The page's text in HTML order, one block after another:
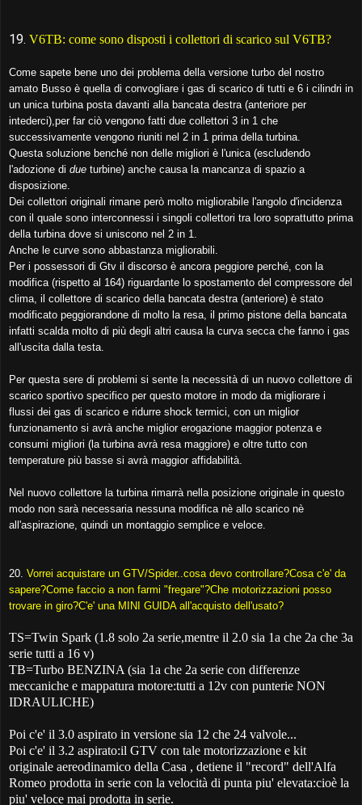
19. V6TB: come sono disposti i collettori di scarico sul V6TB?
Come sapete bene uno dei problema della versione turbo del nostro
amato Busso è quella di convogliare i gas di scarico di tutti e 6 i cilindri in
un unica turbina posta davanti alla bancata destra (anteriore per
intederci),per far ciò vengono fatti due collettori 3 in 1 che
successivamente vengono riuniti nel 2 in 1 prima della turbina.
Questa soluzione benché non delle migliori è l'unica (escludendo
l'adozione di due turbine) anche causa la mancanza di spazio a
disposizione.
Dei collettori originali rimane però molto migliorabile l'angolo d'incidenza
con il quale sono interconnessi i singoli collettori tra loro soprattutto prima
della turbina dove si uniscono nel 2 in 1.
Anche le curve sono abbastanza migliorabili.
Per i possessori di Gtv il discorso è ancora peggiore perché, con la
modifica (rispetto al 164) riguardante lo spostamento del compressore del
clima, il collettore di scarico della bancata destra (anteriore) è stato
modificato peggiorandone di molto la resa, il primo pistone della bancata
infatti scalda molto di più degli altri causa la curva secca che fanno i gas
all'uscita dalla testa.
Per questa sere di problemi si sente la necessità di un nuovo collettore di
scarico sportivo specifico per questo motore in modo da migliorare i
flussi dei gas di scarico e ridurre shock termici, con un miglior
funzionamento si avrà anche miglior erogazione maggior potenza e
consumi migliori (la turbina avrà resa maggiore) e oltre tutto con
temperature più basse si avrà maggior affidabilità.
Nel nuovo collettore la turbina rimarrà nella posizione originale in questo
modo non sarà necessaria nessuna modifica nè allo scarico nè
all'aspirazione, quindi un montaggio semplice e veloce.
20. Vorrei acquistare un GTV/Spider..cosa devo controllare?Cosa c'e' da
sapere?Come faccio a non farmi "fregare"?Che motorizzazioni posso
trovare in giro?C'e' una MINI GUIDA all'acquisto dell'usato?
TS=Twin Spark (1.8 solo 2a serie,mentre il 2.0 sia 1a che 2a che 3a
serie tutti a 16 v)
TB=Turbo BENZINA (sia 1a che 2a serie con differenze
meccaniche e mappatura motore:tutti a 12v con punterie NON
IDRAULICHE)
Poi c'e' il 3.0 aspirato in versione sia 12 che 24 valvole...
Poi c'e' il 3.2 aspirato:il GTV con tale motorizzazione e kit
originale aereodinamico della Casa , detiene il "record" dell'Alfa
Romeo prodotta in serie con la velocità di punta piu' elevata:cioè la
piu' veloce mai prodotta in serie.